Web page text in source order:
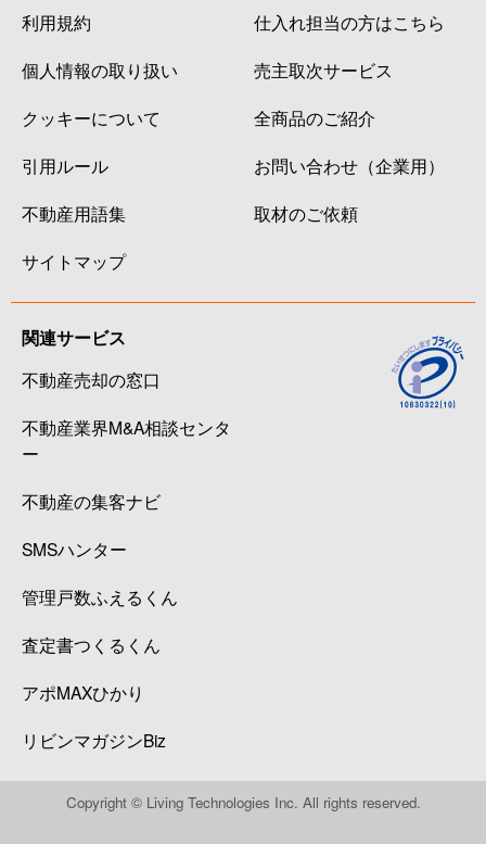
利用規約
個人情報の取り扱い
クッキーについて
引用ルール
不動産用語集
サイトマップ
仕入れ担当の方はこちら
売主取次サービス
全商品のご紹介
お問い合わせ（企業用）
取材のご依頼
関連サービス
不動産売却の窓口
不動産業界M&A相談センタ
ー
不動産の集客ナビ
SMSハンター
管理戸数ふえるくん
査定書つくるくん
アポMAXひかり
リビンマガジンBiz
Copyright © Living Technologies Inc. All rights reserved.